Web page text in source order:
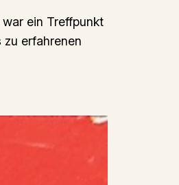
war ein Treffpunkt
erfahrenen